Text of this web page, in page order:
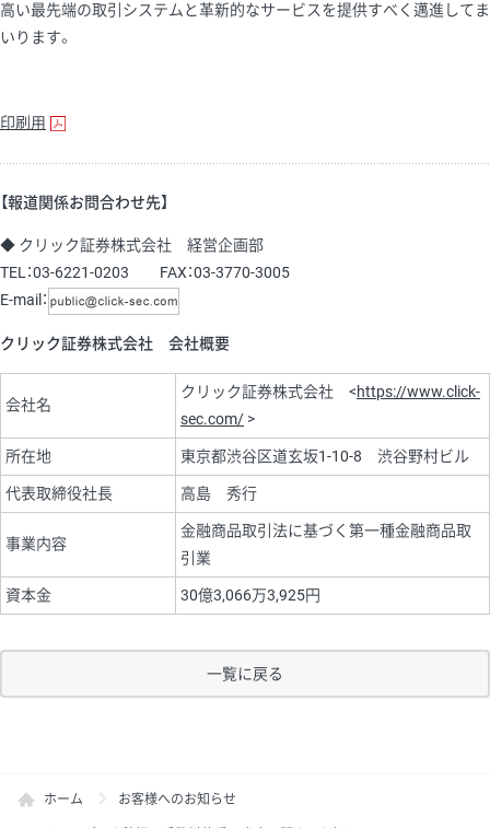
高い最先端の取引システムと革新的なサービスを提供すべく邁進してま
いります。
印刷用
【報道関係お問合わせ先】
◆ クリック証券株式会社 経営企画部
TEL：03-6221-0203 FAX：03-3770-3005
E-mail：
クリック証券株式会社 会社概要
会社名
クリック証券株式会社 <https://www.click-
sec.com/ >
所在地 東京都渋谷区道玄坂1-10-8 渋谷野村ビル
代表取締役社長 高島 秀行
事業内容
金融商品取引法に基づく第一種金融商品取
引業
資本金 30億3,066万3,925円
一覧に戻る
ホーム お客様へのお知らせ